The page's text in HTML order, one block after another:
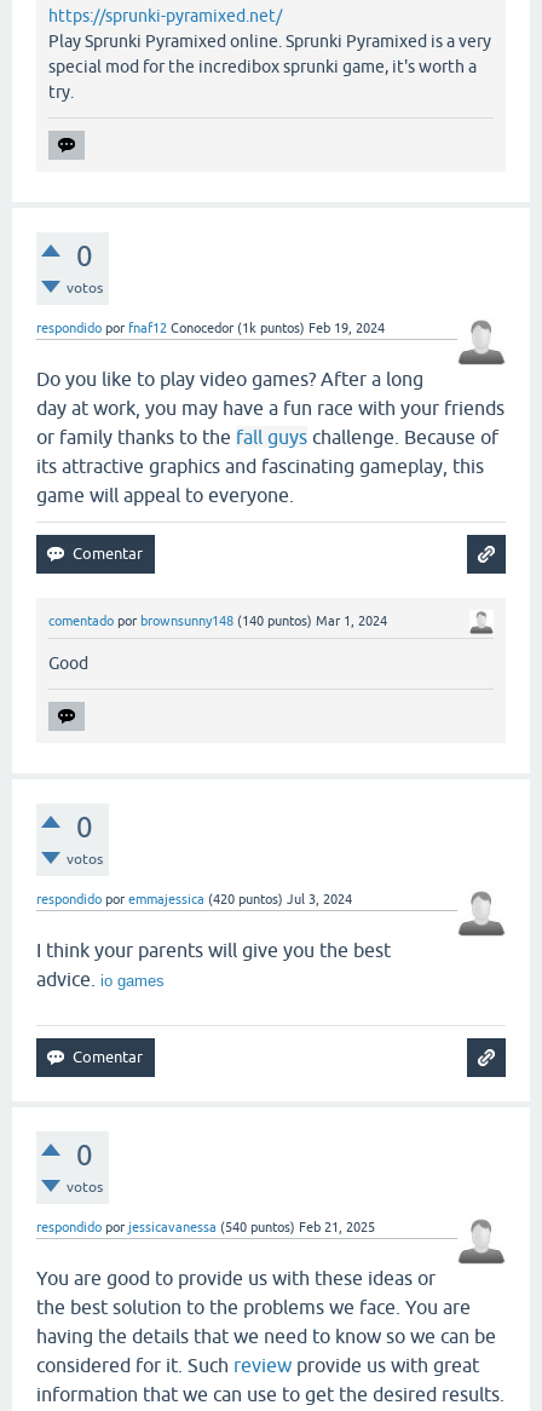
https://sprunki-pyramixed.net/
Play Sprunki Pyramixed online. Sprunki Pyramixed is a very
special mod for the incredibox sprunki game, it's worth a
try.
0
votos
respondido por fnaf12 Conocedor (1k puntos) Feb 19, 2024
Do you like to play video games? After a long
day at work, you may have a fun race with your friends
or family thanks to the fall guys challenge. Because of
its attractive graphics and fascinating gameplay, this
game will appeal to everyone
comentado por brownsunny148 (140 puntos) Mar 1, 2024
Good
0
votos
respondido por emmajessica (420 puntos) Jul 3, 2024
I think your parents will give you the best
advice. io games
0
votos
respondido por jessicavanessa (540 puntos) Feb 21, 2025
You are good to provide us with these ideas or
the best solution to the problems we face. You are
having the details that we need to know so we can be
considered for it. Such review provide us with great
information that we can use to get the desired results.